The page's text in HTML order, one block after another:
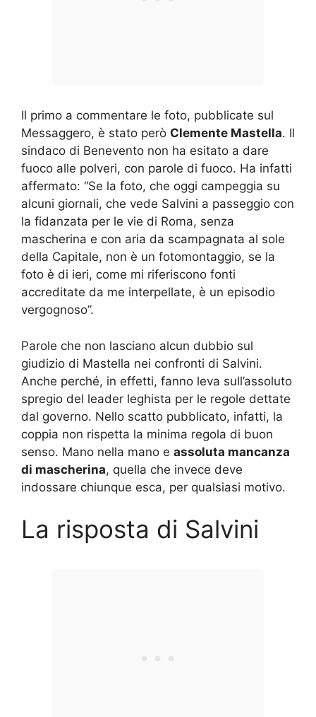
Il primo a commentare le foto, pubblicate sul
Messaggero, è stato però Clemente Mastella. Il
sindaco di Benevento non ha esitato a dare
fuoco alle polveri, con parole di fuoco. Ha infatti
affermato: “Se la foto, che oggi campeggia su
alcuni giornali, che vede Salvini a passeggio con
la fidanzata per le vie di Roma, senza
mascherina e con aria da scampagnata al sole
della Capitale, non è un fotomontaggio, se la
foto è di ieri, come mi riferiscono fonti
accreditate da me interpellate, è un episodio
vergognoso”.
Parole che non lasciano alcun dubbio sul
giudizio di Mastella nei confronti di Salvini.
Anche perché, in effetti, fanno leva sull’assoluto
spregio del leader leghista per le regole dettate
dal governo. Nello scatto pubblicato, infatti, la
coppia non rispetta la minima regola di buon
senso. Mano nella mano e assoluta mancanza
di mascherina, quella che invece deve
indossare chiunque esca, per qualsiasi motivo.
La risposta di Salvini